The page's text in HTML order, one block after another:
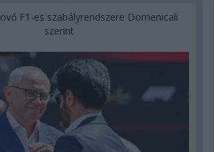
F1-es szabályrendszere Domenicali
szerint